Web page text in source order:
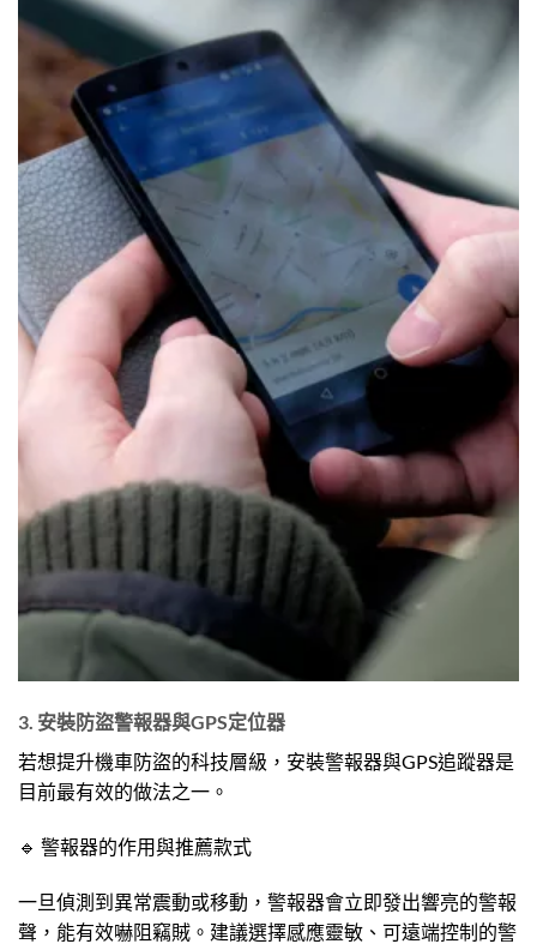
3. 安裝防盜警報器與GPS定位器
若想提升機車防盜的科技層級，安裝警報器與GPS追蹤器是
目前最有效的做法之一。
🔹 警報器的作用與推薦款式
一旦偵測到異常震動或移動，警報器會立即發出響亮的警報
聲，能有效嚇阻竊賊。建議選擇感應靈敏、可遠端控制的警